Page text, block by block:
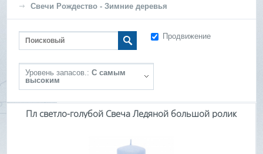
Свечи Рождество - Зимние деревья
Продвижение
Уровень запасов.: С самым
высоким
Пл светло-голубой Свеча Ледяной большой ролик